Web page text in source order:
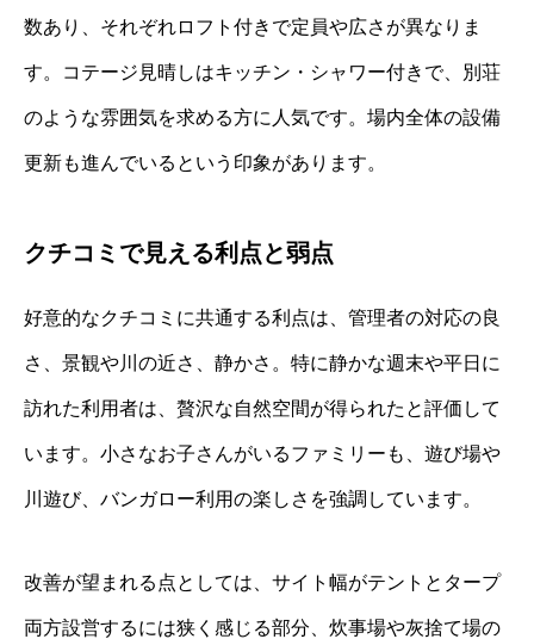
数あり、それぞれロフト付きで定員や広さが異なりま
す。コテージ見晴しはキッチン・シャワー付きで、別荘
のような雰囲気を求める方に人気です。場内全体の設備
更新も進んでいるという印象があります。
クチコミで見える利点と弱点
好意的なクチコミに共通する利点は、管理者の対応の良
さ、景観や川の近さ、静かさ。特に静かな週末や平日に
訪れた利用者は、贅沢な自然空間が得られたと評価して
います。小さなお子さんがいるファミリーも、遊び場や
川遊び、バンガロー利用の楽しさを強調しています。
改善が望まれる点としては、サイト幅がテントとタープ
両方設営するには狭く感じる部分、炊事場や灰捨て場の